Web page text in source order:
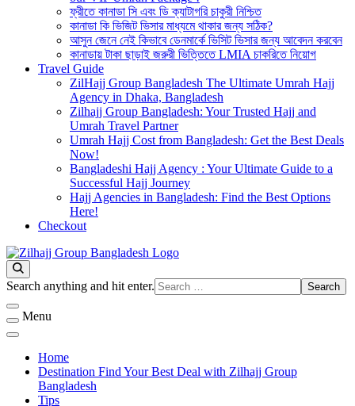
ফ্রীতে কানাডা সি এবং ডি ক্যাটাগরি চাকুরী নিশ্চিত
কানাডা কি ভিজিট ভিসার মাধ্যমে থাকার জন্য সঠিক?
আসুন জেনে নেই কিভাবে ডেনমার্কে ভিসিট ভিসার জন্য আবেদন করবেন
কানাডায় টাকা ছাড়াই জরুরী ভিত্তিতে LMIA চাকরিতে নিয়োগ
Travel Guide
ZilHajj Group Bangladesh The Ultimate Umrah Hajj
Agency in Dhaka, Bangladesh
Zilhajj Group Bangladesh: Your Trusted Hajj and
Umrah Travel Partner
Umrah Hajj Cost from Bangladesh: Get the Best Deals
Now!
Bangladeshi Hajj Agency : Your Ultimate Guide to a
Successful Hajj Journey
Hajj Agencies in Bangladesh: Find the Best Options
Here!
Checkout
জিলহজ্জ গ্রুপ বাংলাদেশ
Best Hajj Umrah Travel Tour Agent in Bangladesh
Looking
Something?
Search anything and hit enter.
Menu
Home
Destination Find Your Best Deal with Zilhajj Group
Bangladesh
Tips